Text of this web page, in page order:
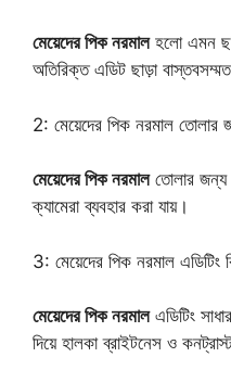
মেয়েদের পিক নরমালহলো এমন
অতিরিক্ত এডিট ছাড়া
2: মেয়েদের পিক নরমাল তোলার
মেয়েদের পিক নরমালতোলার জন্য
ক্যামেরা ব্যবহার করা যায়।
3: মেয়েদের পিক নরমাল এডিটিং
মেয়েদের পিক নরমালএডিটিং
দিয়ে হালকা ব্রাইটনেস ও